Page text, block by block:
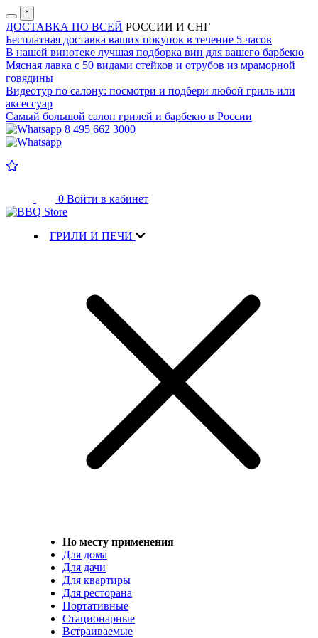
˟
ДОСТАВКА ПО ВСЕЙ РОССИИ И СНГ
Бесплатная доставка ваших покупок в течение 5 часов
В нашей винотеке лучшая подборка вин для вашего барбекю
Мясная лавка с 50 видами стейков и отрубов из мраморной
говядины
Видеотур по салону: посмотри и подбери любой гриль или
аксессуар
Самый большой салон грилей и барбекю в России
8 495 662 3000
0 Войти в кабинет
ГРИЛИ И ПЕЧИ
По месту применения
Для дома
Для дачи
Для квартиры
Для ресторана
Портативные
Стационарные
Встраиваемые